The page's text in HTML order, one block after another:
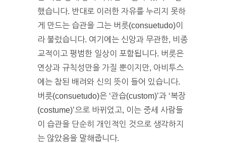
했습니다. 반대로 이러한 자유를 누리지 못하
게 만드는 습관을 그는 버릇(consuetudo)이
라 불렀습니다. 여기에는 신앙과 무관한, 비종
교적이고 평범한 일상이 포함됩니다. 버릇은
연상과 규칙성만을 가질 뿐이지만, 아비투스
에는 참된 배려와 신의 뜻이 들어 있습니다.
버릇(consuetudo)은 ‘관습(custom)’과 ‘복장
(costume)’으로 바뀌었고, 이는 중세 사람들
이 습관을 단순히 개인적인 것으로 생각하지
는 않았음을 말해줍니다.